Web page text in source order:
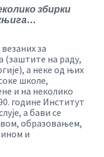
збирки
за
(заштите на раду,
а неке од њих
школе,
и на неколико
године Институт
а бави се
образовањем,
и